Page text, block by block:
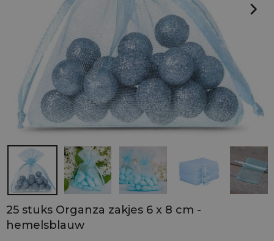
25 stuks Organza zakjes 6 x 8 cm -
hemelsblauw